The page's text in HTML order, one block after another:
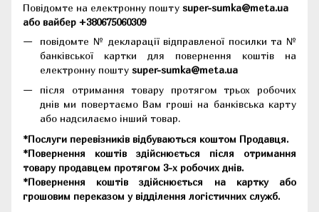
Повідомте на електронну пошту super-sumka@meta.ua
або вайбер +380675060309
повідомте № декларації відправленої посилки та №
банківської картки для повернення коштів на
електронну пошту super-sumka@meta.ua
після отримання товару протягом трьох робочих
днів ми повертаємо Вам гроші на банківська карту
або надсилаємо інший товар.
*Послуги перевізників відбуваються коштом Продавця.
*Повернення коштів здійснюється після отримання
товару продавцем протягом 3-х робочих днів.
*Повернення коштів здійснюється на картку або
грошовим переказом у відділення логістичних служб.